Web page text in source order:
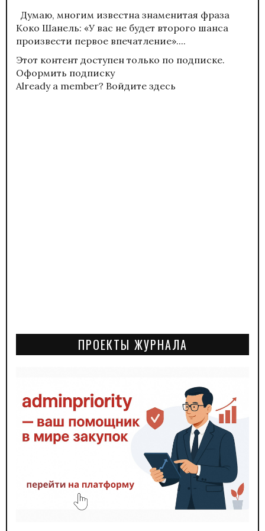
Думаю, многим известна знаменитая фраза
Коко Шанель: «У вас не будет второго шанса
произвести первое впечатление»....
Этот контент доступен только по подписке.
Оформить подписку
Already a member? Войдите здесь
ПРОЕКТЫ ЖУРНАЛА